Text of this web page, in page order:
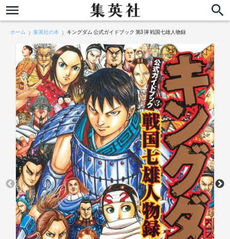
ホーム 集英社の本 キングダム 公式ガイドブック 第3弾 戦国七雄人物録